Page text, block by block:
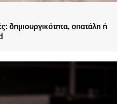
δημιουργικότητα, σπατάλη ή